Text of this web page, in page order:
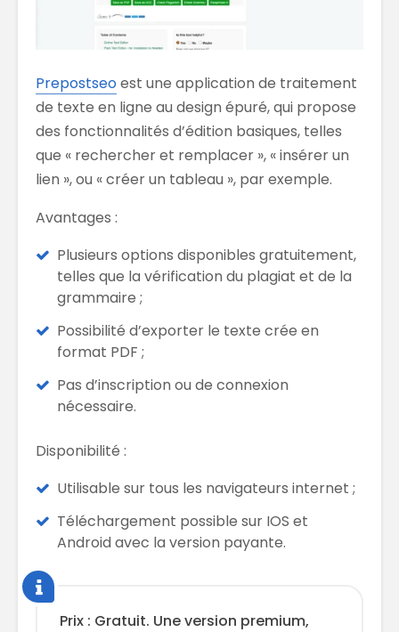
Prepostseoest une application de traitement
de texte en ligne au design épuré, qui propose
des fonctionnalités d’édition basiques, telles
que « rechercher et remplacer », « insérer un
lien », ou « créer un tableau », par exemple.
Avantages :
Plusieurs options disponibles gratuitement,
telles que la vérification du plagiat et de la
grammaire ;
Possibilité d’exporter le texte crée en
format PDF ;
Pas d’inscription ou de connexion
nécessaire.
Disponibilité :
Utilisable sur tous les navigateurs internet ;
Téléchargement possible sur IOS et
Android avec la version payante.
Prix : Gratuit. Une version premium,